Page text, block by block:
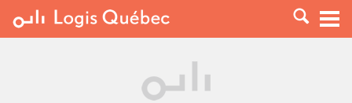
À LOUER
PLACER UNE ANNONCE